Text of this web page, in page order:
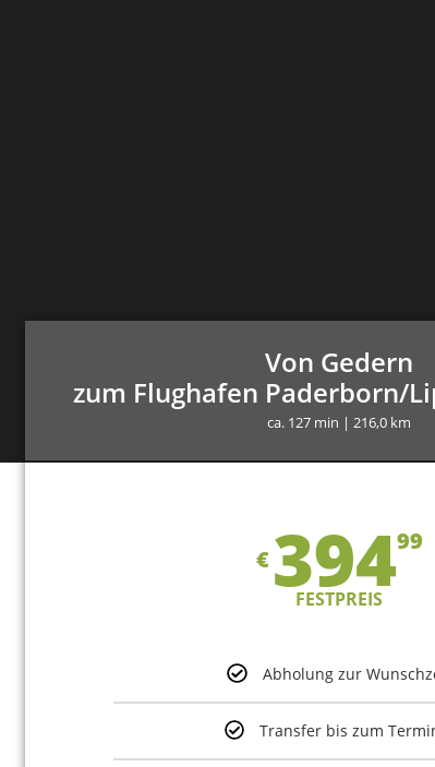
Von Gedern
zum Flughafen Paderborn/
ca. 127 min | 216,0 km
€ 39499
FESTPREIS
Abholung zur
Transfer bis zum